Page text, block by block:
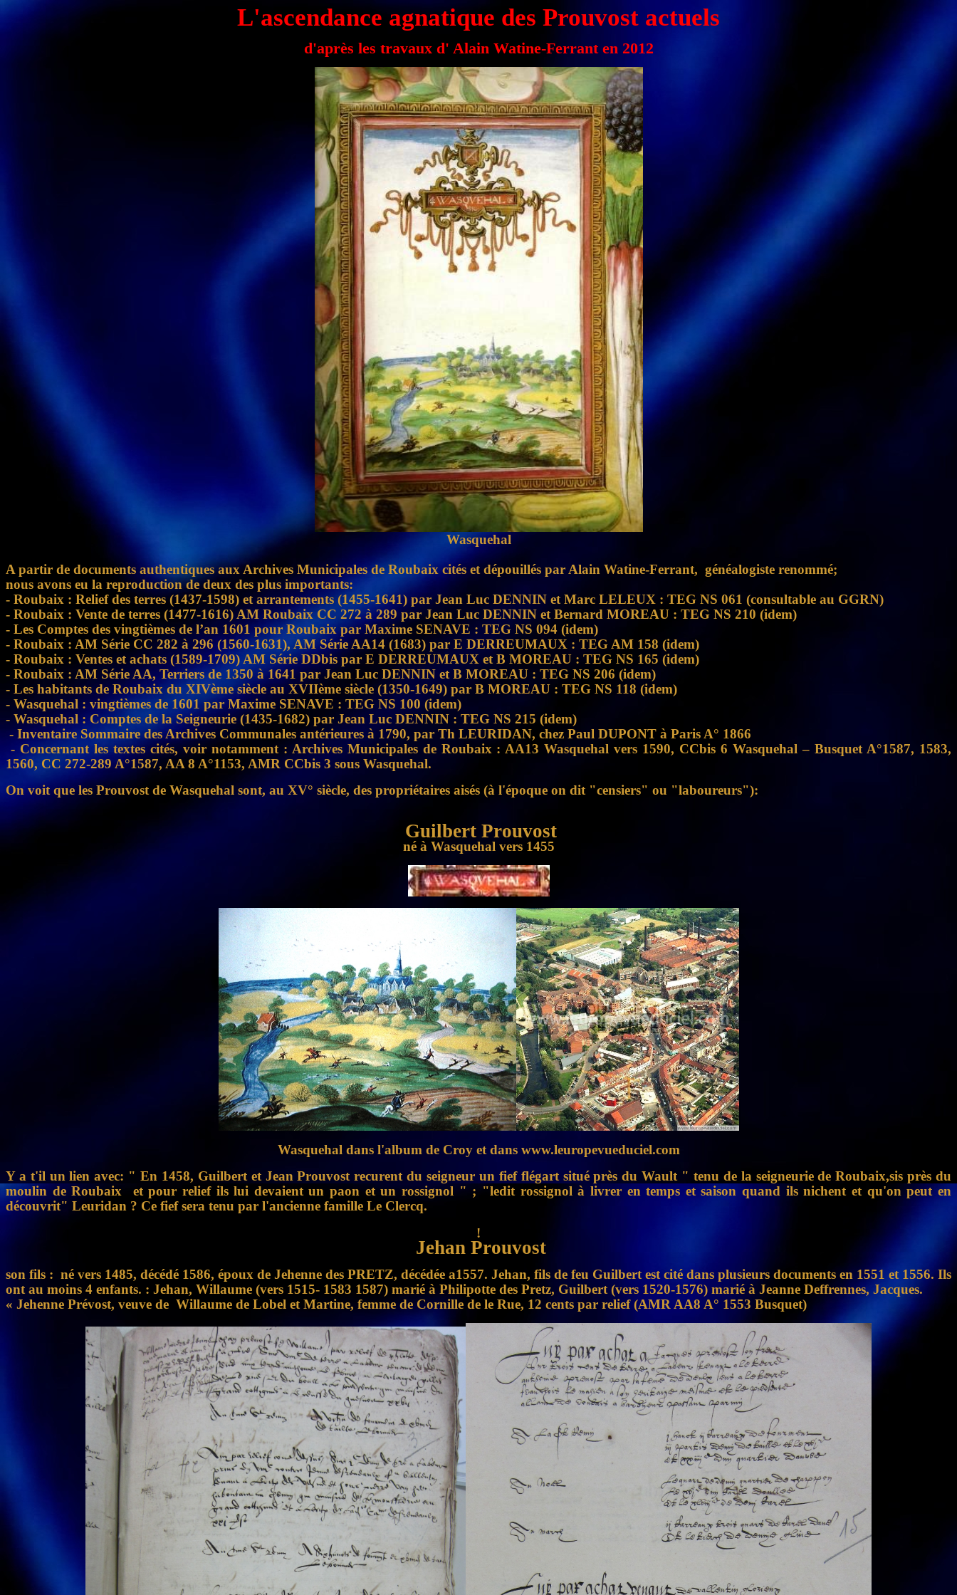
L'ascendance agnatique des Prouvost actuels
d'après les travaux d' Alain Watine-Ferrant en 2012
Wasquehal
A partir de documents authentiques aux Archives Municipales de Roubaix cités et dépouillés par Alain Watine-Ferrant, généalogiste renommé;
nous avons eu la reproduction de deux des plus importants:
- Roubaix : Relief des terres (1437-1598) et arrantements (1455-1641) par Jean Luc DENNIN et Marc LELEUX : TEG NS 061 (consultable au GGRN)
- Roubaix : Vente de terres (1477-1616) AM Roubaix CC 272 à 289 par Jean Luc DENNIN et Bernard MOREAU : TEG NS 210 (idem)
- Les Comptes des vingtièmes de l’an 1601 pour Roubaix par Maxime SENAVE : TEG NS 094 (idem)
- Roubaix : AM Série CC 282 à 296 (1560-1631), AM Série AA14 (1683) par E DERREUMAUX : TEG AM 158 (idem)
- Roubaix : Ventes et achats (1589-1709) AM Série DDbis par E DERREUMAUX et B MOREAU : TEG NS 165 (idem)
- Roubaix : AM Série AA, Terriers de 1350 à 1641 par Jean Luc DENNIN et B MOREAU : TEG NS 206 (idem)
- Les habitants de Roubaix du XIVème siècle au XVIIème siècle (1350-1649) par B MOREAU : TEG NS 118 (idem)
- Wasquehal : vingtièmes de 1601 par Maxime SENAVE : TEG NS 100 (idem)
- Wasquehal : Comptes de la Seigneurie (1435-1682) par Jean Luc DENNIN : TEG NS 215 (idem)
- Inventaire Sommaire des Archives Communales antérieures à 1790, par Th LEURIDAN, chez Paul DUPONT à Paris A° 1866
- Concernant les textes cités, voir notamment : Archives Municipales de Roubaix : AA13 Wasquehal vers 1590, CCbis 6 Wasquehal – Busquet A°1587, 1583,
1560, CC 272-289 A°1587, AA 8 A°1153, AMR CCbis 3 sous Wasquehal.
On voit que les Prouvost de Wasquehal sont, au XV° siècle, des propriétaires aisés (à l'époque on dit "censiers" ou "laboureurs"):
Guilbert Prouvost
né à Wasquehal vers 1455
Wasquehal dans l'album de Croy et dans www.leuropevueduciel.com
Y a t'il un lien avec: " En 1458, Guilbert et Jean Prouvost recurent du seigneur un fief flégart situé près du Wault " tenu de la seigneurie de Roubaix,sis près du
moulin de Roubaix et pour relief ils lui devaient un paon et un rossignol " ; "ledit rossignol à livrer en temps et saison quand ils nichent et qu'on peut en
découvrit" Leuridan ? Ce fief sera tenu par l'ancienne famille Le Clercq.
!
Jehan Prouvost
son fils : né vers 1485, décédé 1586, époux de Jehenne des PRETZ, décédée a1557. Jehan, fils de feu Guilbert est cité dans plusieurs documents en 1551 et 1556. Ils
ont au moins 4 enfants. : Jehan, Willaume (vers 1515- 1583 1587) marié à Philipotte des Pretz, Guilbert (vers 1520-1576) marié à Jeanne Deffrennes, Jacques.
« Jehenne Prévost, veuve de Willaume de Lobel et Martine, femme de Cornille de le Rue, 12 cents par relief (AMR AA8 A° 1553 Busquet)